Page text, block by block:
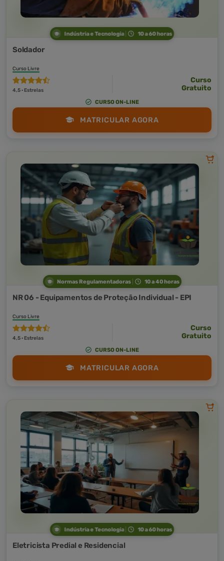
Indústria e Tecnologia 10 a 60 horas
Soldador
Curso Livre
4,5 · Estrelas
Curso
Gratuito
CURSO ON-LINE
MATRICULAR AGORA
Normas Regulamentadoras 10 a 40 horas
NR 06 - Equipamentos de Proteção Individual - EPI
Curso Livre
4,5 · Estrelas
Curso
Gratuito
CURSO ON-LINE
MATRICULAR AGORA
Indústria e Tecnologia 10 a 60 horas
Eletricista Predial e Residencial